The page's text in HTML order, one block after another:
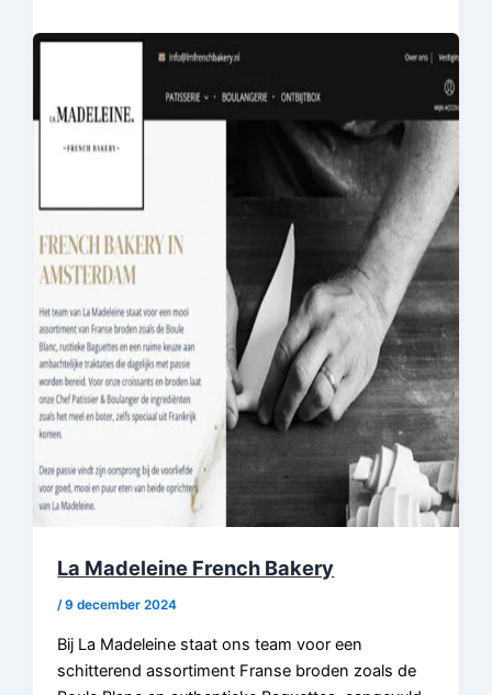
La Madeleine French Bakery
/9 december 2024
Bij La Madeleine staat ons team voor een
schitterend assortiment Franse broden zoals de